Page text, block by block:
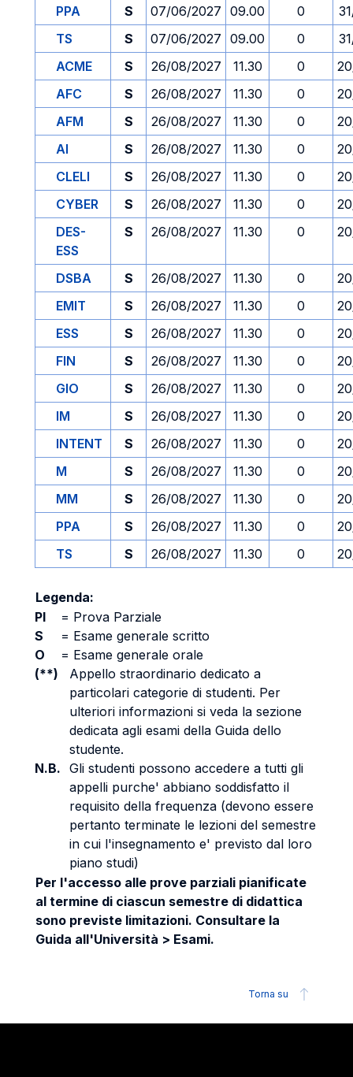
PPA S 07/06/2027 09.00 0
TS
S 07/06/2027 09.00 0
ACME
S 26/08/2027 11.30 0
AFC
S 26/08/2027 11.30 0
AFM
S 26/08/2027 11.30 0
AI
S 26/08/2027 11.30 0
CLELI
S 26/08/2027 11.30 0
CYBER
S 26/08/2027 11.30 0
DES-
ESS
S 26/08/2027 11.30 0
DSBA S 26/08/2027 11.30 0
EMIT
S 26/08/2027 11.30 0
ESS
S 26/08/2027 11.30 0
FIN
S 26/08/2027 11.30 0
GIO
S 26/08/2027 11.30 0
IM
S 26/08/2027 11.30 0
INTENT
S 26/08/2027 11.30 0
M
S 26/08/2027 11.30 0
MM
S 26/08/2027 11.30 0
PPA
S 26/08/2027 11.30 0
TS
S 26/08/2027 11.30 0
Legenda:
PI
= Prova Parziale
S
= Esame generale scritto
O
= Esame generale orale
(**)
Appello straordinario dedicato a
particolari categorie di studenti. Per
ulteriori informazioni si veda la sezione
dedicata agli esami della Guida dello
studente.
N.B. Gli studenti possono accedere a tutti gli
appelli purche' abbiano soddisfatto il
requisito della frequenza (devono essere
pertanto terminate le lezioni del semestre
in cui l'insegnamento e' previsto dal loro
piano studi)
Per l'accesso alle prove parziali pianificate
al termine di ciascun semestre di didattica
sono previste limitazioni. Consultare la
Guida all'Università > Esami.
Torna su